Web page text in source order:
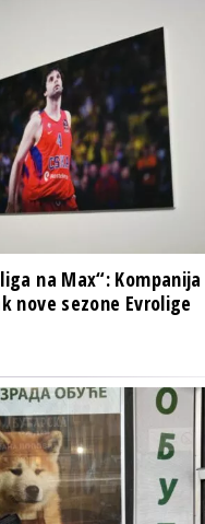
na Max“:
nove sezone Evrolige